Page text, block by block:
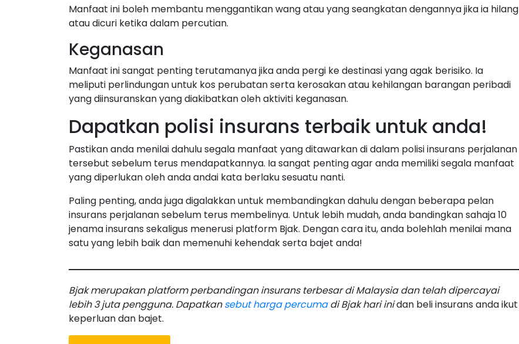
Manfaat ini boleh membantu menggantikan wang atau yang seangkatan dengannya jika ia hilang
atau dicuri ketika dalam percutian.
Keganasan
Manfaat ini sangat penting terutamanya jika anda pergi ke destinasi yang agak berisiko. Ia
meliputi perlindungan untuk kos perubatan serta kerosakan atau kehilangan barangan peribadi
yang diinsuranskan yang diakibatkan oleh aktiviti keganasan.
Dapatkan polisi insurans terbaik untuk anda!
Pastikan anda menilai dahulu segala manfaat yang ditawarkan di dalam polisi insurans perjalanan
tersebut sebelum terus mendapatkannya. Ia sangat penting agar anda memiliki segala manfaat
yang diperlukan oleh anda andai kata berlaku sesuatu nanti.
Paling penting, anda juga digalakkan untuk membandingkan dahulu dengan beberapa pelan
insurans perjalanan sebelum terus membelinya. Untuk lebih mudah, anda bandingkan sahaja 10
jenama insurans sekaligus menerusi platform Bjak. Dengan cara itu, anda bolehlah menilai mana
satu yang lebih baik dan memenuhi kehendak serta bajet anda!
Bjak merupakan platform perbandingan insurans terbesar di Malaysia dan telah dipercayai
lebih 3 juta pengguna. Dapatkansebut harga percumadi Bjak hari inidan beli insurans anda ikut
keperluan dan bajet.